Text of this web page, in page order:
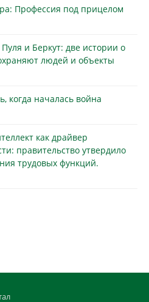
Профессия под прицелом
и Беркут: две истории о
людей и объекты
когда началась война
как драйвер
правительство утвердило
трудовых функций.